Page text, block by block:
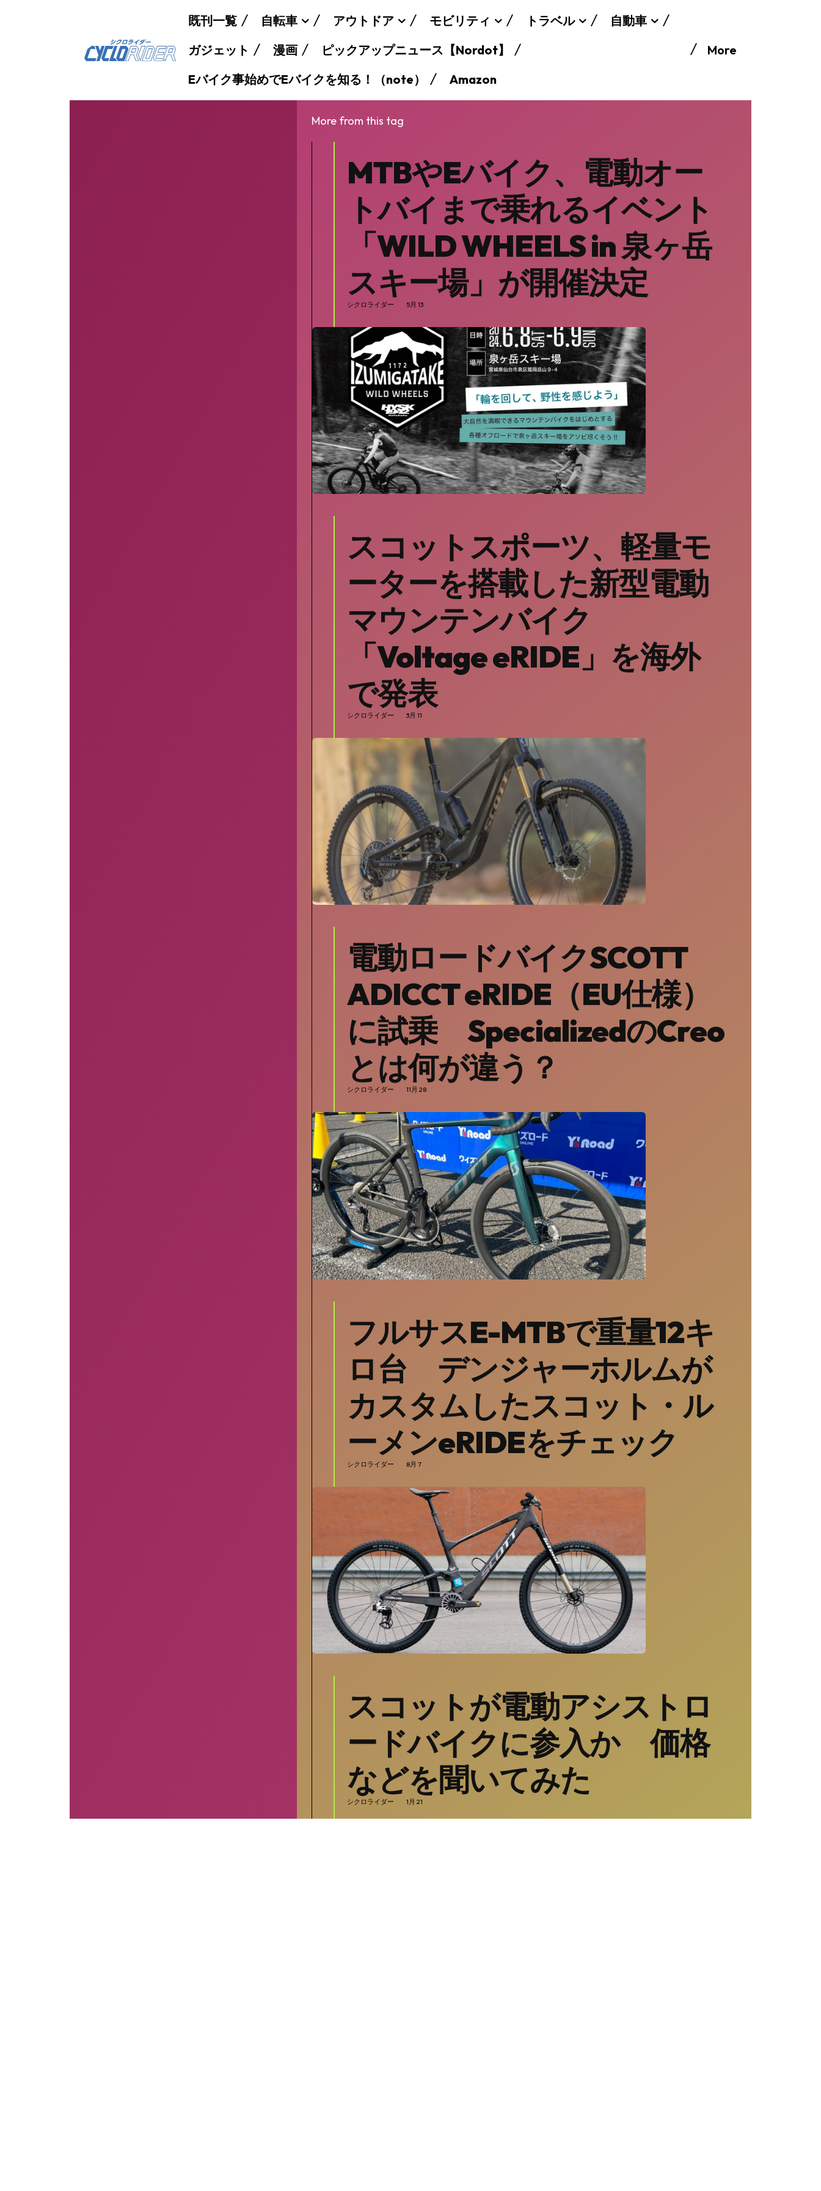
SEARCH...
既刊一覧 自転車 アウトドア モビリティ トラベル
自動車
ガジェット
漫画
ピックアップニュース【Nordot】
Eバイク事始めでEバイクを知る！（note）
Amazon
More
More from this tag
MTBやEバイク、電動オー
トバイまで乗れるイベント
「WILD WHEELS in 泉ヶ岳
スキー場」が開催決定
シクロライダー 5月 13
スコットスポーツ、軽量モ
ーターを搭載した新型電動
マウンテンバイク
「Voltage eRIDE」を海外
で発表
シクロライダー 3月 11
電動ロードバイクSCOTT
ADICCT eRIDE（EU仕様）
に試乗 SpecializedのCreo
とは何が違う？
シクロライダー 11月 28
フルサスE-MTBで重量12キ
ロ台 デンジャーホルムが
カスタムしたスコット・ル
ーメンeRIDEをチェック
シクロライダー 8月 7
スコットが電動アシストロ
ードバイクに参入か 価格
などを聞いてみた
シクロライダー 1月 21